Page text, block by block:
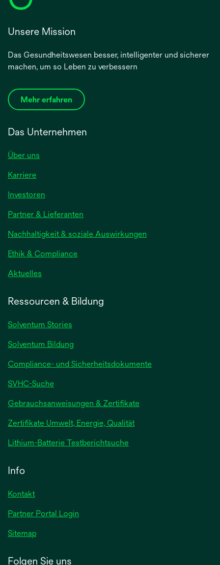
Unsere Mission
Das Gesundheitswesen besser, intelligenter und sicherer
machen, um so Leben zu verbessern
Mehr erfahren
Das Unternehmen
Über uns
Karriere
Investoren
Partner & Lieferanten
Nachhaltigkeit & soziale Auswirkungen
Ethik & Compliance
Aktuelles
Ressourcen & Bildung
Solventum Stories
Solventum Bildung
Compliance- und Sicherheitsdokumente
SVHC-Suche
Gebrauchsanweisungen & Zertifikatewird
Zertifikate Umwelt, Energie, Qualität
Lithium-Batterie Testberichtsuchewird
Info
Kontakt
Partner Portal Login
Sitemap
Folgen Sie uns